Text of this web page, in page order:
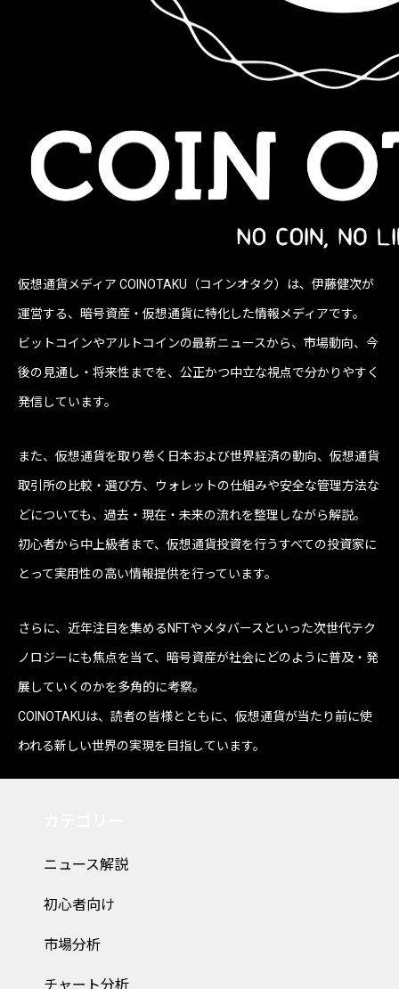
仮想通貨メディア COINOTAKU（コインオタク）は、伊藤健次が
運営する、暗号資産・仮想通貨に特化した情報メディアです。
ビットコインやアルトコインの最新ニュースから、市場動向、今
後の見通し・将来性までを、公正かつ中立な視点で分かりやすく
発信しています。
また、仮想通貨を取り巻く日本および世界経済の動向、仮想通貨
取引所の比較・選び方、ウォレットの仕組みや安全な管理方法な
どについても、過去・現在・未来の流れを整理しながら解説。
初心者から中上級者まで、仮想通貨投資を行うすべての投資家に
とって実用性の高い情報提供を行っています。
さらに、近年注目を集めるNFTやメタバースといった次世代テク
ノロジーにも焦点を当て、暗号資産が社会にどのように普及・発
展していくのかを多角的に考察。
COINOTAKUは、読者の皆様とともに、仮想通貨が当たり前に使
われる新しい世界の実現を目指しています。
ニュース解説
初心者向け
市場分析
チャート分析